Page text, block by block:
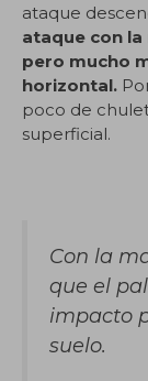
ataque
ataque con
pero mucho
horizontal.
poco de
superficial.
Con la
que el
impacto
suelo.